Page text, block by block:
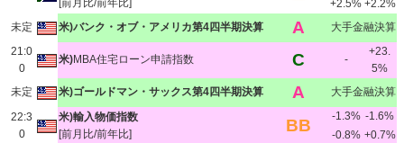
[前月比/前年比]
+2.5% +2.2%
未定
米)バンク・オブ・アメリカ第4四半期決算 A
大手金融決算
21:0
0
米)MBA住宅ローン申請指数 C -
+23.
5%
未定
米)ゴールドマン・サックス第4四半期決算 A
大手金融決算
22:3
0
米)輸入物価指数
[前月比/前年比]
BB -1.3% -1.6%
-0.8% +0.7%